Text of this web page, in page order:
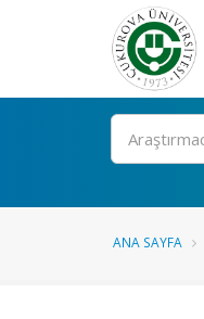
Ara
ANA SAYFA